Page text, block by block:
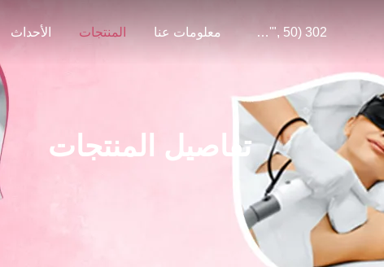
302 SetTimeout("javascript:location.href='https://www.google.com'", 50); معلومات عنا المنتجات الأحداث
تفاصيل المنتجات